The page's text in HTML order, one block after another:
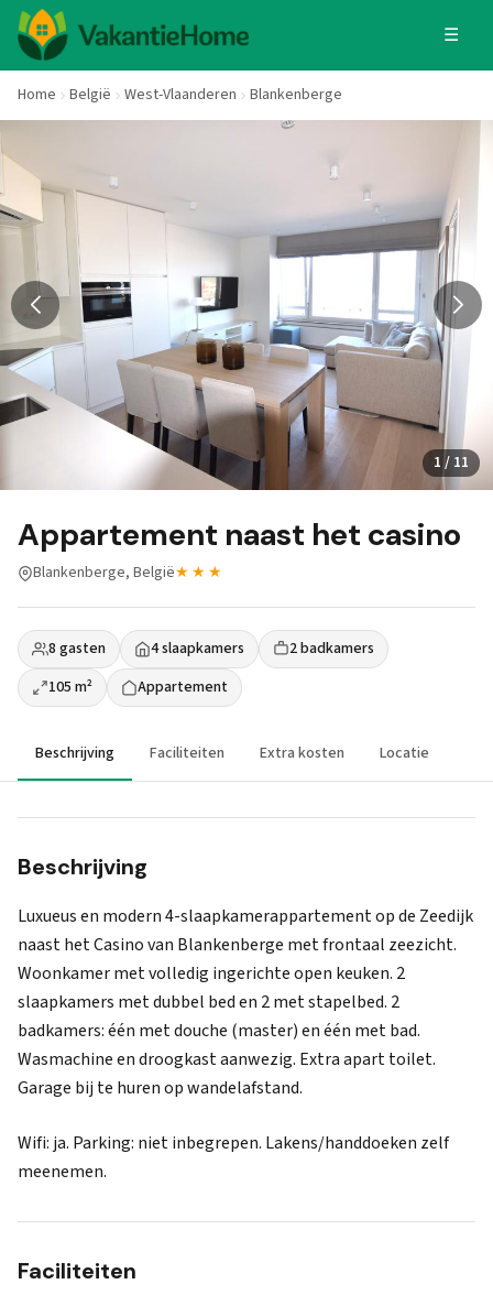
☰
Home België West-Vlaanderen Blankenberge
1 / 11
Appartement naast het casino
Blankenberge, België★★★
8 gasten 4 slaapkamers
2 badkamers
105 m²
Appartement
Beschrijving Faciliteiten Extra kosten Locatie
Beschrijving
Luxueus en modern 4-slaapkamerappartement op de Zeedijk
naast het Casino van Blankenberge met frontaal zeezicht.
Woonkamer met volledig ingerichte open keuken. 2
slaapkamers met dubbel bed en 2 met stapelbed. 2
badkamers: één met douche (master) en één met bad.
Wasmachine en droogkast aanwezig. Extra apart toilet.
Garage bij te huren op wandelafstand.
Wifi: ja. Parking: niet inbegrepen. Lakens/handdoeken zelf
meenemen.
Faciliteiten